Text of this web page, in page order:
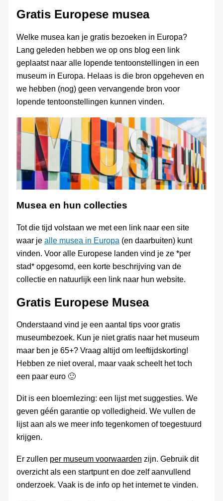
Gratis Europese musea
Welke musea kan je gratis bezoeken in Europa?
Lang geleden hebben we op ons blog een link
geplaatst naar alle lopende tentoonstellingen in een
museum in Europa. Helaas is die bron opgeheven en
we hebben (nog) geen vervangende bron voor
lopende tentoonstellingen kunnen vinden.
Musea en hun collecties
Tot die tijd volstaan we met een link naar een site
waar je alle musea in Europa (en daarbuiten) kunt
vinden. Voor alle Europese landen vind je ze *per
stad* opgesomd, een korte beschrijving van de
collectie en natuurlijk een link naar hun website.
Gratis Europese Musea
Onderstaand vind je een aantal tips voor gratis
museumbezoek. Kun je niet gratis naar het museum
maar ben je 65+? Vraag altijd om leeftijdskorting!
Hebben ze niet overal, maar vaak scheelt het toch
een paar euro 🙂
Dit is een bloemlezing: een lijst met suggesties. We
geven géén garantie op volledigheid. We vullen de
lijst aan als we meer info tegenkomen of toegestuurd
krijgen.
Er zullen per museum voorwaarden zijn. Gebruik dit
overzicht als een startpunt en doe zelf aanvullend
onderzoek. Vaak is de info op het internet te vinden.